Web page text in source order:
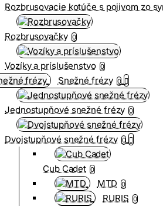
Rozbrusovacie kotúče s pojivom zo
Rozbrusovačky 0
Vozíky a príslušenstvo 0
Snežné frézy 0
Jednostupňové snežné frézy 0
Dvojstupňové snežné frézy 0
Cub Cadet 0
MTD 0
RURIS 0